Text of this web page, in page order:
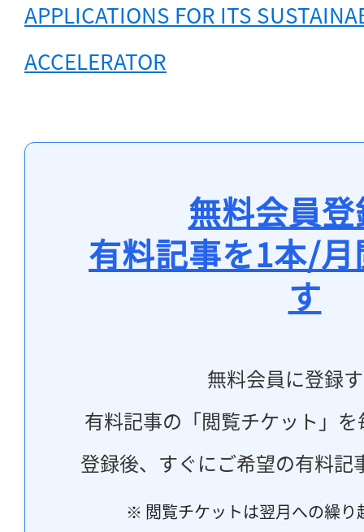
APPLICATIONS FOR ITS
ACCELERATOR
無料会員
有料記事を1本/
す
無料会員に登録
有料記事の「閲覧チケット」
登録後、すぐにご希望の有料記
※ 閲覧チケットは翌月への繰り